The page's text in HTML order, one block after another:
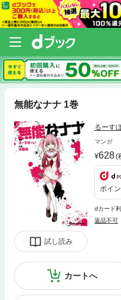
無能なナナ 1巻
試し読み
るーす
マンガ
628(
ポイ
dカード
返品不可
カートへ